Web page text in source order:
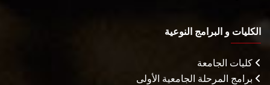
الكليات و البرامج النوعية
كليات الجامعة
برامج المرحلة الجامعية الأولى